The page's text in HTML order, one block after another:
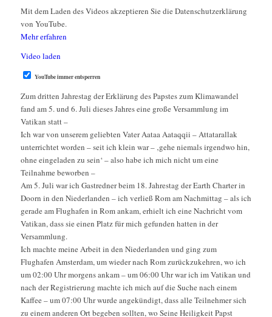
Mit dem Laden des Videos akzeptieren Sie die Datenschutzerklärung
von YouTube.
Mehr erfahren
Video laden
YouTube immer entsperren
Zum dritten Jahrestag der Erklärung des Papstes zum Klimawandel
fand am 5. und 6. Juli dieses Jahres eine große Versammlung im
Vatikan statt –
Ich war von unserem geliebten Vater Aataa Aataqqii – Attatarallak
unterrichtet worden – seit ich klein war – ‚gehe niemals irgendwo hin,
ohne eingeladen zu sein‘ – also habe ich mich nicht um eine
Teilnahme beworben –
Am 5. Juli war ich Gastredner beim 18. Jahrestag der Earth Charter in
Doorn in den Niederlanden – ich verließ Rom am Nachmittag – als ich
gerade am Flughafen in Rom ankam, erhielt ich eine Nachricht vom
Vatikan, dass sie einen Platz für mich gefunden hatten in der
Versammlung.
Ich machte meine Arbeit in den Niederlanden und ging zum
Flughafen Amsterdam, um wieder nach Rom zurückzukehren, wo ich
um 02:00 Uhr morgens ankam – um 06:00 Uhr war ich im Vatikan und
nach der Registrierung machte ich mich auf die Suche nach einem
Kaffee – um 07:00 Uhr wurde angekündigt, dass alle Teilnehmer sich
zu einem anderen Ort begeben sollten, wo Seine Heiligkeit Papst